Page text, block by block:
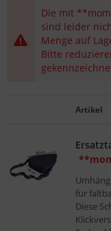
Die mit
sind leider
Menge auf
Bitte
Artikel
für
Diese